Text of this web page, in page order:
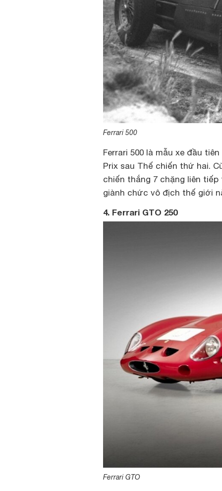
Ferrari 500
Ferrari 500 là mẫu xe đầu
Prix sau Thế chiến thứ hai.
chiến thắng 7 chặng liên tiếp
giành chức vô địch thế giới
4. Ferrari GTO 250
Ferrari GTO